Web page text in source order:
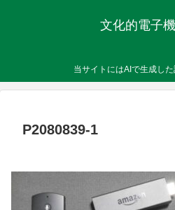
文化的電子
当サイトにはAIで生成し
P2080839-1